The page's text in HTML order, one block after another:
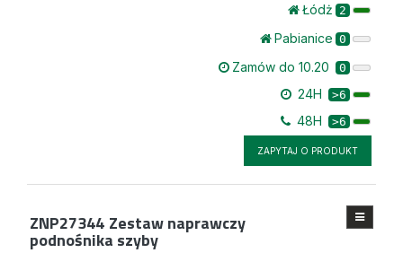
Łódż 2
Pabianice 0
Zamów do 10.20 0
24H >6
48H >6
ZAPYTAJ O PRODUKT
ZNP27344 Zestaw naprawczy
podnośnika szyby